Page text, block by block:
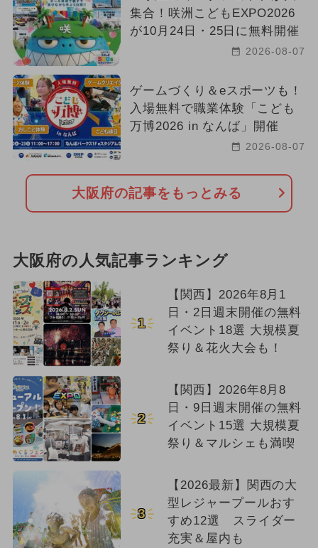
集合！咲洲こどもEXPO2026
が10月24日・25日に無料開催
2026-08-07
ゲームづくり＆eスポーツも！
入場無料で職業体験「こども
万博2026 in なんば」開催
2026-08-07
大阪府の記事をもっとみる
大阪府の人気記事ランキング
1
【関西】2026年8月1
日・2日週末開催の無料
イベント18選 大規模夏
祭り＆花火大会も！
2
【関西】2026年8月8
日・9日週末開催の無料
イベント15選 大規模夏
祭り＆マルシェも満喫
3
【2026最新】関西の大
型レジャープールおす
すめ12選 スライダー
充実＆屋内も